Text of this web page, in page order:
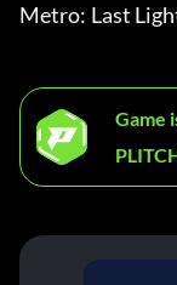
Metro: Last
Game